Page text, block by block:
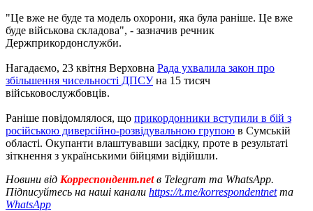
"Це вже не буде та модель охорони, яка була раніше. Це вже
буде військова складова", - зазначив речник
Держприкордонслужби.
Нагадаємо, 23 квітня Верховна Рада ухвалила закон про
збільшення чисельності ДПСУна 15 тисяч
військовослужбовців.
Раніше повідомлялося, що прикордонники вступили в бій з
російською диверсійно-розвідувальною групою в Сумській
області. Окупанти влаштувавши засідку, проте в результаті
зіткнення з українськими бійцями відійшли.
Новини від Корреспондент.netв Telegram та WhatsApp.
Підписуйтесь на наші канали https://t.me/korrespondentnetта
WhatsApp